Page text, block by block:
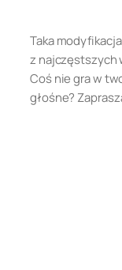
Taka
z najczęstszych
Coś nie gra w
głośne?